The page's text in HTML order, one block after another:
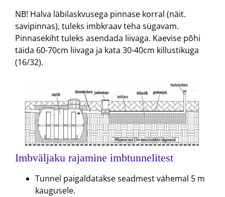
NB! Halva läbilaskvusega pinnase korral (näit.
savipinnas), tuleks imbkraav teha sügavam.
Pinnasekiht tuleks asendada liivaga. Kaevise põhi
täida 60-70cm liivaga ja kata 30-40cm killustikuga
(16/32).
Imbväljaku rajamine imbtunnelitest
Tunnel paigaldatakse seadmest vähemal 5 m
kaugusele.